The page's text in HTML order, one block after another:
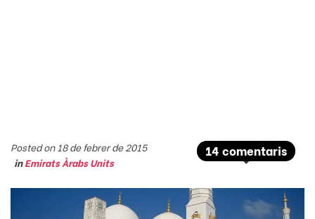
14 comentaris
Posted on 18 de febrer de 2015
inEmirats Àrabs Units